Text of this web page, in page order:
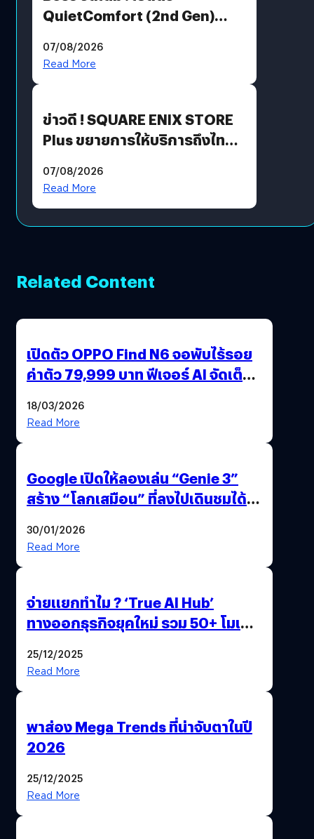
QuietComfort (2nd Gen)
07/08/2026
Read More
ข่าวดี ! SQUARE ENIX STORE
Plus ขยายการให้บริการถึงไทย
โดยตรง
07/08/2026
Read More
Related Content
เปิดตัว OPPO Find N6 จอพับไร้รอย
ค่าตัว 79,999 บาท ฟีเจอร์ AI จัดเต็ม
18/03/2026
Read More
Google เปิดให้ลองเล่น “Genie 3”
สร้าง “โลกเสมือน” ที่ลงไปเดินชมได้
30/01/2026
Read More
จ่ายแยกทำไม ? ‘True AI Hub’
ทางออกธุรกิจยุคใหม่ รวม 50+ โมเดล
25/12/2025
Read More
พาส่อง Mega Trends ที่น่าจับตาในปี
2026
25/12/2025
Read More